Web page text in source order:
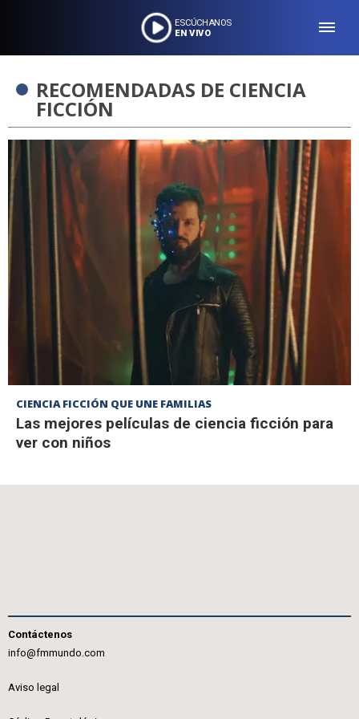
ESCÚCHANOS
EN VIVO
RECOMENDADAS DE CIENCIA
FICCIÓN
CIENCIA FICCIÓN QUE UNE FAMILIAS
Las mejores películas de ciencia ficción para
ver con niños
Contáctenos
info@fmmundo.com
Aviso legal